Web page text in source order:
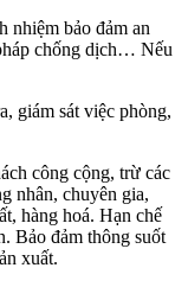
nhiệm bảo đảm an
chống dịch… Nếu
giám sát việc phòng,
công cộng, trừ các
nhân, chuyên gia,
hàng hoá. Hạn chế
Bảo đảm thông suốt
xuất.